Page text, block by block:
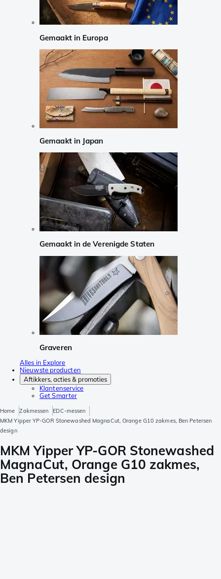
Gemaakt in Europa
Gemaakt in Japan
Gemaakt in de Verenigde Staten
Graveren
Alles in Explore
Nieuwste producten
Aftikkers, acties & promoties
Klantenservice
Get Smarter
Home Zakmessen
EDC-messen
MKM Yipper YP-GOR Stonewashed MagnaCut, Orange G10 zakmes, Ben Petersen
design
MKM Yipper YP-GOR Stonewashed
MagnaCut, Orange G10 zakmes,
Ben Petersen design